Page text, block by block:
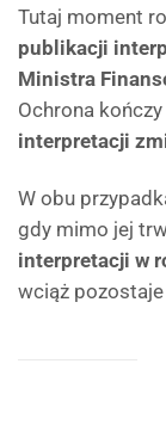
Tutaj moment
publikacji
Ministra
Ochrona
interpretacji
W obu
gdy mimo jej
interpretacji w
wciąż